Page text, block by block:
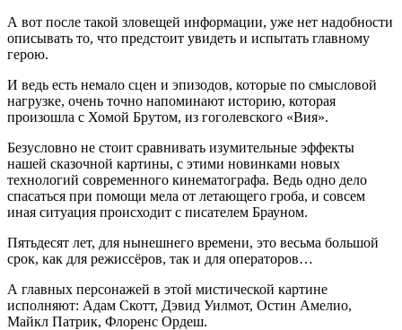
А вот после такой зловещей информации, уже нет надобности
описывать то, что предстоит увидеть и испытать главному
герою.
И ведь есть немало сцен и эпизодов, которые по смысловой
нагрузке, очень точно напоминают историю, которая
произошла с Хомой Брутом, из гоголевского «Вия».
Безусловно не стоит сравнивать изумительные эффекты
нашей сказочной картины, с этими новинками новых
технологий современного кинематографа. Ведь одно дело
спасаться при помощи мела от летающего гроба, и совсем
иная ситуация происходит с писателем Брауном.
Пятьдесят лет, для нынешнего времени, это весьма большой
срок, как для режиссёров, так и для операторов…
А главных персонажей в этой мистической картине
исполняют: Адам Скотт, Дэвид Уилмот, Остин Амелио,
Майкл Патрик, Флоренс Ордеш.